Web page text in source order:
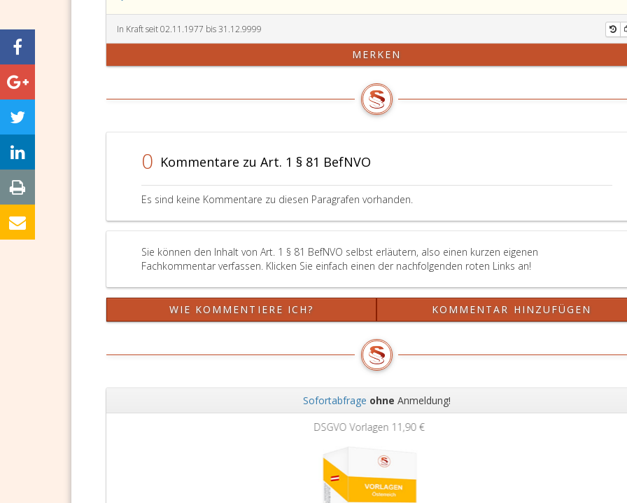
In Kraft seit 02.11.1977 bis 31.12.9999
MERKEN
0 Kommentare zu Art. 1 § 81 BefNVO
Es sind keine Kommentare zu diesen Paragrafen vorhanden.
Sie können den Inhalt von Art. 1 § 81 BefNVO selbst erläutern, also einen kurzen eigenen
Fachkommentar verfassen. Klicken Sie einfach einen der nachfolgenden roten Links an!
WIE KOMMENTIERE ICH? KOMMENTAR HINZUFÜGEN
Sofortabfrage ohne Anmeldung!
Grundbuchauszug